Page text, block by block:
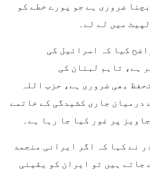
ضروری ہے جو پورے خطے کو
میں لے لے۔
کیا کہ اسرائیل کی
ہے، تاہم لبنان کی
بھی ضروری ہے، حزب اللہ
درمیان جاری کشیدگی کے خاتمے
پر غور کیا جا رہا ہے۔
نے کہا کہ اگر ایرانی منجمد
جاتے ہیں تو ایران کو یقینی